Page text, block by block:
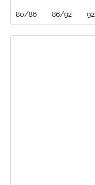
80/86 86/92